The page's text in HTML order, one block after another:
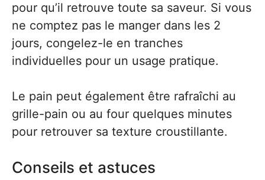
pour qu’il retrouve toute sa saveur. Si vous
ne comptez pas le manger dans les 2
jours, congelez-le en tranches
individuelles pour un usage pratique.
Le pain peut également être rafraîchi au
grille-pain ou au four quelques minutes
pour retrouver sa texture croustillante.
Conseils et astuces